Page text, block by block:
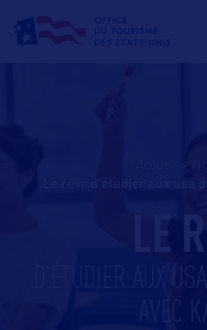
le rêve d’étudier aux usa
LE
D’ÉTUDIER AUX
AVEC